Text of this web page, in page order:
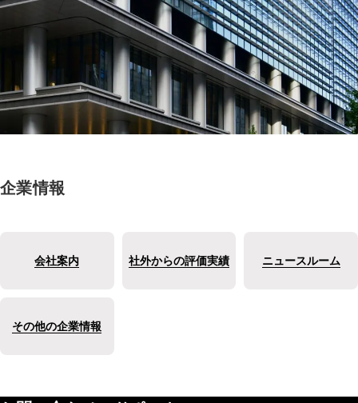
企業情報
会社案内 社外からの評価実績 ニュースルーム
その他の企業情報